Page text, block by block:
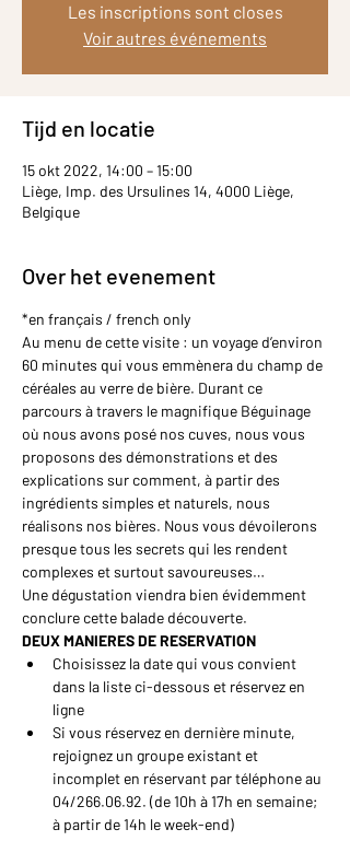
Les inscriptions sont closes
Voir autres événements
Tijd en locatie
15 okt 2022, 14:00 – 15:00
Liège, Imp. des Ursulines 14, 4000 Liège,
Belgique
Over het evenement
*en français / french only
Au menu de cette visite : un voyage d’environ
60 minutes qui vous emmènera du champ de
céréales au verre de bière. Durant ce
parcours à travers le magnifique Béguinage
où nous avons posé nos cuves, nous vous
proposons des démonstrations et des
explications sur comment, à partir des
ingrédients simples et naturels, nous
réalisons nos bières. Nous vous dévoilerons
presque tous les secrets qui les rendent
complexes et surtout savoureuses…
Une dégustation viendra bien évidemment
conclure cette balade découverte.
DEUX MANIERES DE RESERVATION
Choisissez la date qui vous convient
dans la liste ci-dessous et réservez en
ligne
Si vous réservez en dernière minute,
rejoignez un groupe existant et
incomplet en réservant par téléphone au
04/266.06.92. (de 10h à 17h en semaine;
à partir de 14h le week-end)